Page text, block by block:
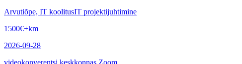
Arvutiõpe, IT koolitusIT projektijuhtimine
1500€+km
2026-09-28